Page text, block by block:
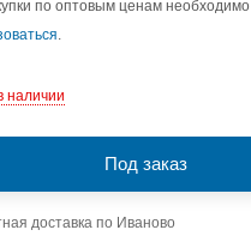
по оптовым ценам необходимо
.
наличии
Под заказ
доставка по Иваново